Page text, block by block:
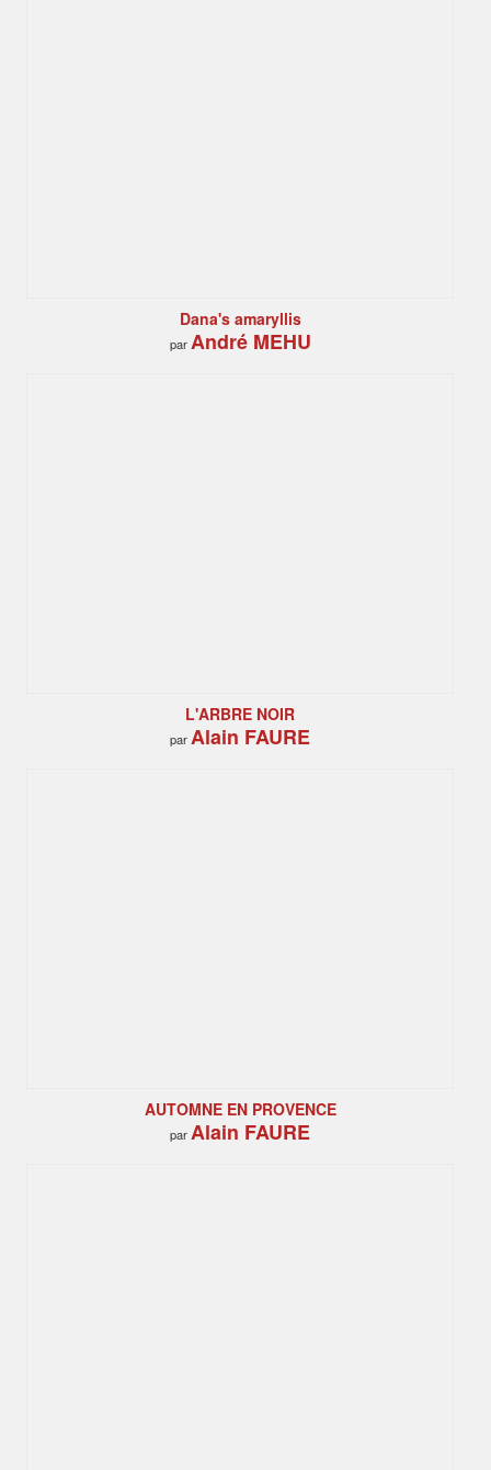
Dana's amaryllis
parAndré MEHU
L'ARBRE NOIR
parAlain FAURE
AUTOMNE EN PROVENCE
parAlain FAURE